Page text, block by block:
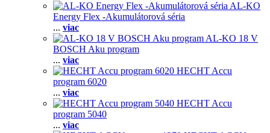
AL-KO
Energy Flex -Akumulátorová séria
... viac
AL-KO 18 V
BOSCH Aku program
... viac
HECHT Accu
program 6020
... viac
HECHT Accu
program 5040
... viac